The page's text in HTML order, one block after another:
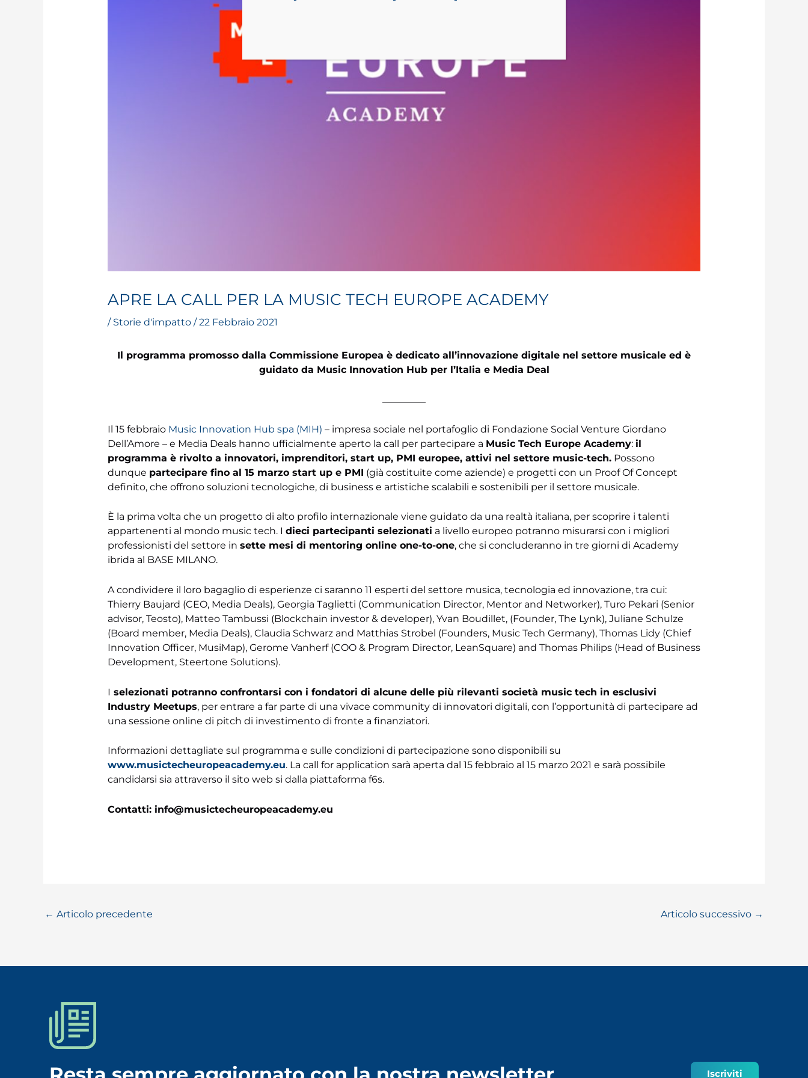
APRE LA CALL PER LA MUSIC TECH EUROPE ACADEMY
/ Storie d'impatto/22 Febbraio 2021
Il programma promosso dalla Commissione Europea è dedicato all’innovazione digitale nel settore musicale ed è
guidato da Music Innovation Hub per l’Italia e Media Deal
Il 15 febbraio Music Innovation Hub spa (MIH) – impresa sociale nel portafoglio di Fondazione Social Venture Giordano
Dell’Amore – e Media Deals hanno ufficialmente aperto la call per partecipare a Music Tech Europe Academy: il
programma è rivolto a innovatori, imprenditori, start up, PMI europee, attivi nel settore music-tech.Possono
dunque partecipare fino al 15 marzo start up e PMI (già costituite come aziende) e progetti con un Proof Of Concept
definito, che offrono soluzioni tecnologiche, di business e artistiche scalabili e sostenibili per il settore musicale.
È la prima volta che un progetto di alto profilo internazionale viene guidato da una realtà italiana, per scoprire i talenti
appartenenti al mondo music tech. I dieci partecipanti selezionati a livello europeo potranno misurarsi con i migliori
professionisti del settore in sette mesi di mentoring online one-to-one, che si concluderanno in tre giorni di Academy
ibrida al BASE MILANO.
A condividere il loro bagaglio di esperienze ci saranno 11 esperti del settore musica, tecnologia ed innovazione, tra cui:
Thierry Baujard (CEO, Media Deals), Georgia Taglietti (Communication Director, Mentor and Networker), Turo Pekari (Senior
advisor, Teosto), Matteo Tambussi (Blockchain investor & developer), Yvan Boudillet, (Founder, The Lynk), Juliane Schulze
(Board member, Media Deals), Claudia Schwarz and Matthias Strobel (Founders, Music Tech Germany), Thomas Lidy (Chief
Innovation Officer, MusiMap), Gerome Vanherf (COO & Program Director, LeanSquare) and Thomas Philips (Head of Business
Development, Steertone Solutions).
I selezionati potranno confrontarsi con i fondatori di alcune delle più rilevanti società music tech in esclusivi
Industry Meetups, per entrare a far parte di una vivace community di innovatori digitali, con l’opportunità di partecipare ad
una sessione online di pitch di investimento di fronte a finanziatori.
Informazioni dettagliate sul programma e sulle condizioni di partecipazione sono disponibili su
www.musictecheuropeacademy.eu. La call for application sarà aperta dal 15 febbraio al 15 marzo 2021 e sarà possibile
candidarsi sia attraverso il sito web si dalla piattaforma f6s.
Contatti: info@musictecheuropeacademy.eu
← Articolo precedente Articolo successivo →
Iscriviti